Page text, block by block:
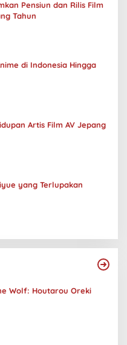
Pensiun dan Rilis Film
Tahun
di Indonesia Hingga
Artis Film AV Jepang
yang Terlupakan
Wolf: Houtarou Oreki